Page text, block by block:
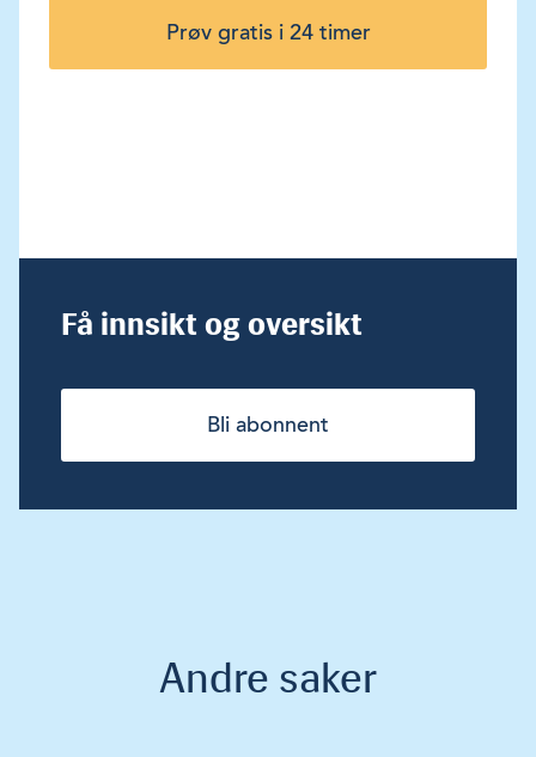
Prøv gratis i 24 timer
Få innsikt og oversikt
Bli abonnent
Andre saker